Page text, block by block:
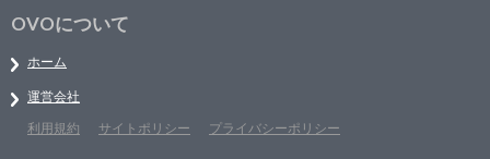
OVOについて
ホーム
運営会社
利用規約
サイトポリシー プライバシーポリシー